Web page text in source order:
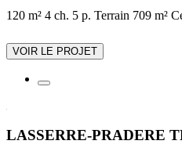
120 m² 4 ch. 5 p. Terrain 709 m²
VOIR LE PROJET
LASSERRE-PRADERE